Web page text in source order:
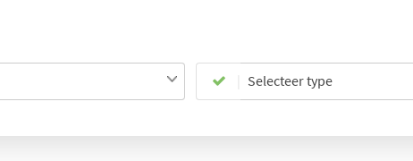
Selecteer type